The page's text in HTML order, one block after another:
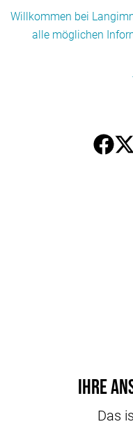
Willkommen bei
alle möglichen
Ihre
Das